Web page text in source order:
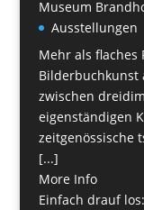
Museum
Ausstellungen
Mehr als flaches
Bilderbuchkunst
zwischen
eigenständigen
zeitgenössische
[...]
More Info
Einfach drauf